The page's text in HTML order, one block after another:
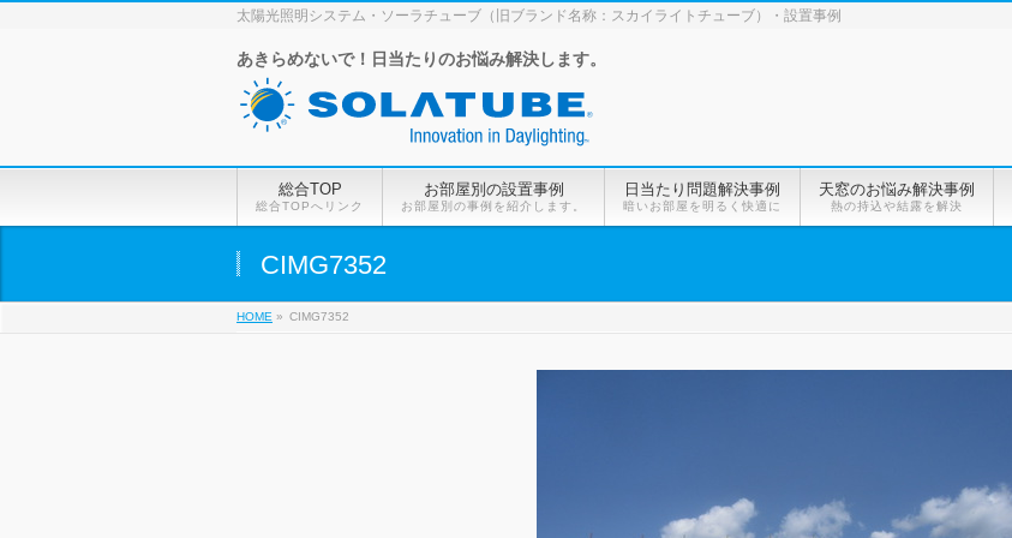
太陽光照明システム・ソーラチューブ（旧ブランド名称：スカイライトチューブ）・設置事例
あきらめないで！日当たりのお悩み解決します。
総合TOP
総合TOPへリンク
お部屋別の設置事例
お部屋別の事例を紹介します。
日当たり問題解決事例
暗いお部屋を明るく快適に
天窓のお悩み解決事例
熱の持込や結露を解決
CIMG7352
HOME » CIMG7352